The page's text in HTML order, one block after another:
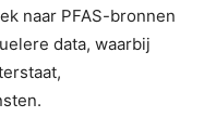
naar PFAS-bronnen
data, waarbij